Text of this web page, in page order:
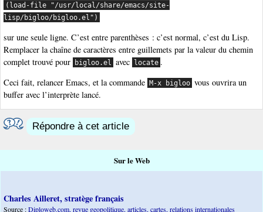
(load-file "/usr/local/share/emacs/site-
lisp/bigloo/bigloo.el")
sur une seule ligne. C’est entre parenthèses : c’est normal, c’est du Lisp.
Remplacer la chaîne de caractères entre guillemets par la valeur du chemin
complet trouvé pour
bigloo.el avec locate .
Ceci fait, relancer Emacs, et la commande M-x bigloo vous ouvrira un
buffer avec l’interprète lancé.
Répondre à cet article
Sur le Web
Charles Ailleret, stratège français
Source :Diploweb.com, revue geopolitique, articles, cartes, relations internationales